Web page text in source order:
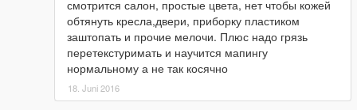
смотрится салон, простые цвета, нет чтобы кожей
обтянуть кресла,двери, приборку пластиком
заштопать и прочие мелочи. Плюс надо грязь
перетекстуримать и научится мапингу
нормальному а не так косячно
18. Juni 2016